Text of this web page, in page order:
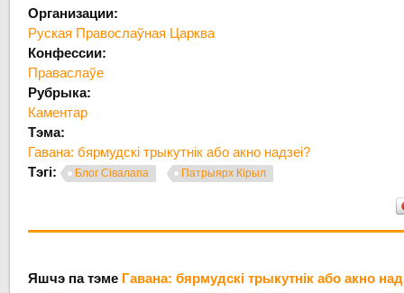
Организации:
Руская Правослаўная Царква
Конфессии:
Праваслаўе
Рубрыка:
Каментар
Тэма:
Гавана: бярмудскі трыкутнік або акно надзеі?
Тэгі:
Блог Сівалапа Патрыярх Кірыл
Яшчэ па тэме Гавана: бярмудскі трыкутнік або акно